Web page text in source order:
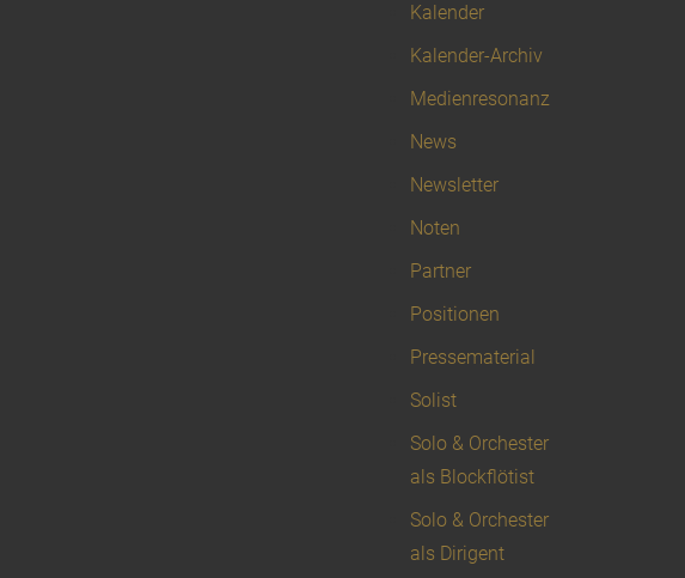
Kalender
Kalender-Archiv
Medienresonanz
News
Newsletter
Noten
Partner
Positionen
Pressematerial
Solist
Solo & Orchester
als Blockflötist
Solo & Orchester
als Dirigent